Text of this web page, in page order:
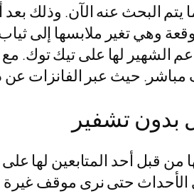
يتم البحث عنه الآن. وذلك
تغير ملابسها إلى
الشهير لها على تيك توك.
مباشر. حيث عبر الفانزات
قبل أحد المتابعين لها
الأحداث حتى نرى موقف